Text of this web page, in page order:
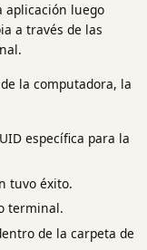
aplicación luego
a través de las
la computadora, la
específica para la
tuvo éxito.
terminal.
de la carpeta de